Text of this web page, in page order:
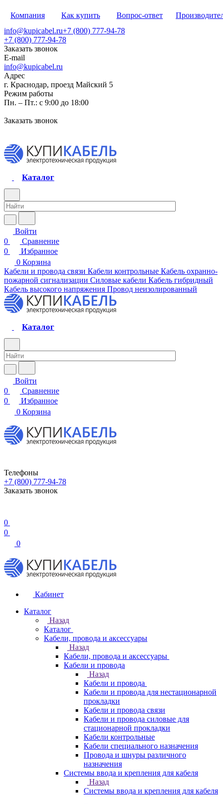
Компания Как купить Вопрос-ответ
info@kupicabel.ru+7 (800) 777-94-78
+7 (800) 777-94-78
Заказать звонок
E-mail
info@kupicabel.ru
Адрес
г. Краснодар, проезд Майский 5
Режим работы
Пн. – Пт.: с 9:00 до 18:00
Заказать звонок
Каталог
Войти
0
Сравнение
0
Избранное
0 Корзина
Кабели и провода связи Кабели контрольные Кабель охранно-
пожарной сигнализации Силовые кабели Кабель гибридный
Кабель высокого напряжения Провод неизолированный
Каталог
Войти
0
Сравнение
0
Избранное
0 Корзина
Телефоны
+7 (800) 777-94-78
Заказать звонок
0
0
0
Кабинет
Каталог
Назад
Каталог
Кабели, провода и аксессуары
Назад
Кабели, провода и аксессуары
Кабели и провода
Назад
Кабели и провода
Кабели и провода для нестационарной
прокладки
Кабели и провода связи
Кабели и провода силовые для
стационарной прокладки
Кабели контрольные
Кабели специального назначения
Провода и шнуры различного
назначения
Системы ввода и крепления для кабеля
Назад
Системы ввода и крепления для кабеля